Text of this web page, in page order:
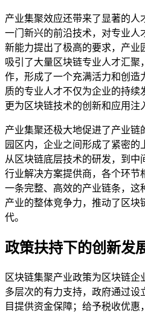
产业集聚效应还带来了显著的人
一门新兴的前沿技术，对专业人
新能力提出了极高的要求，产业
吸引了大量区块链专业人才汇聚
作，形成了一个充满活力和创造
质的专业人才不仅为企业的持续
更为区块链技术的创新和应用注
产业集聚还极大地促进了产业链
园区内，企业之间形成了紧密的
从区块链底层技术的研发，到
行业解决方案提供商，各个环节
一条完整、高效的产业链条，这
产业的整体竞争力，推动了区块
代。
政策扶持下的创新发
区块链集聚产业政策为区块链企
多层次的有力支持，政府通过设
目提供资金保障；给予税收优